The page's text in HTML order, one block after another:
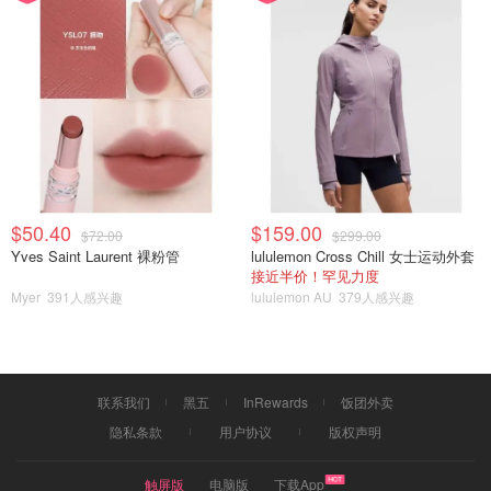
Takami的小蓝瓶以后，一个月后，我的痘痘就开始基本不
长了（除了来大姨妈或者特别上火的时候）。三个月后，额
头上的闭口基本上都没有了。三个月以前，早晚各一次，差
不多一个月就一瓶了。
三个月后一直到现在，就晚上使用一次，皮肤状态一直很稳
定，使用护肤品的效果都比以前好，更容易被吸收了。
如图片所示：我每次都是2⃣️瓶起回购😂😂
就知道它绝对是我的真爱了😘😘
这辈子估计都少不了它的陪伴了
牛事连连 牛年PK赛
$50.40 $72.00
Yves Saint Laurent 裸粉管
Myer 391人感兴趣
$159.00 $299.00
lululemon Cross Chill 女士运动外套
接近半价！罕见力度
lululemon AU 379人感兴趣
联系我们 黑五 InRewards
饭团外卖
隐私条款
用户协议 版权声明
触屏版 电脑版 下载App